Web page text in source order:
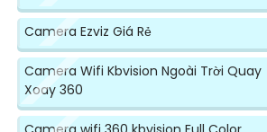
Camera Ezviz Giá Rẻ
Camera Wifi Kbvision Ngoài Trời Quay
Xoay 360